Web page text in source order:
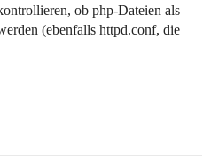
ob php-Dateien als
(ebenfalls httpd.conf, die